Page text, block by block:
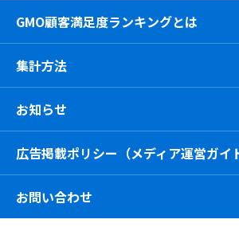
GMO顧客満足度ランキングとは
集計方法
お知らせ
広告掲載ポリシー（メディア運営ガイ
お問い合わせ